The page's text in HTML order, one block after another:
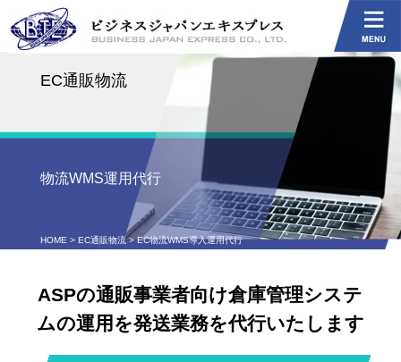
EC通販物流
物流WMS運用代行
HOME > EC通販物流> EC物流WMS導入運用代行
ASPの通販事業者向け倉庫管理システ
ムの運用を発送業務を代行いたします